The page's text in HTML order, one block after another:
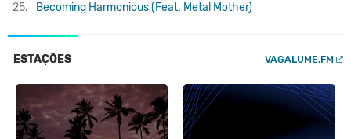
25.
Becoming Harmonious (Feat. Metal Mother)
ESTAÇÕES VAGALUME.FM